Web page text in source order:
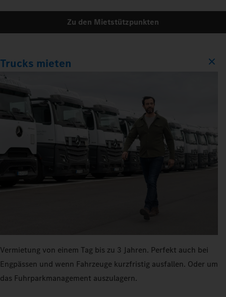
Zu den Mietstützpunkten
Trucks mieten
Vermietung von einem Tag bis zu 3 Jahren. Perfekt auch bei
Engpässen und wenn Fahrzeuge kurzfristig ausfallen. Oder um
das Fuhrparkmanagement auszulagern.